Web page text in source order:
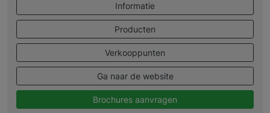
Informatie
Producten
Verkooppunten
Ga naar de website
Brochures aanvragen